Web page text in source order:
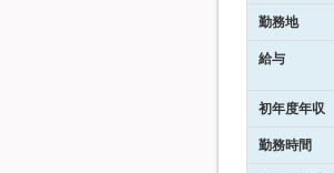
勤務地
給与
初年度年収
勤務時間